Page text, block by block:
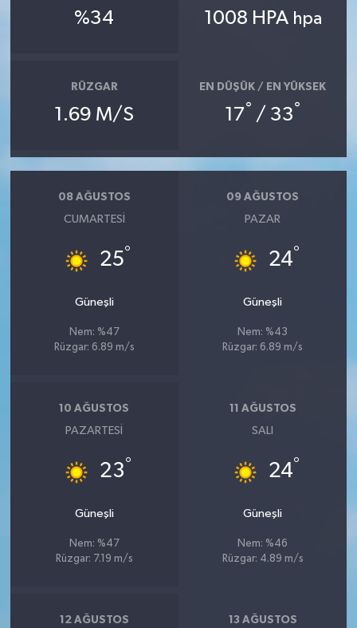
%34 1008 HPA hpa
RÜZGAR
1.69 M/S
EN DÜŞÜK / EN YÜKSEK
17° / 33°
08 AĞUSTOS
CUMARTESI
25°
Güneşli
Nem: %47
Rüzgar: 6.89 m/s
09 AĞUSTOS
PAZAR
24°
Güneşli
Nem: %43
Rüzgar: 6.89 m/s
10 AĞUSTOS
PAZARTESI
23°
Güneşli
Nem: %47
Rüzgar: 7.19 m/s
11 AĞUSTOS
SALI
24°
Güneşli
Nem: %46
Rüzgar: 4.89 m/s
12 AĞUSTOS 13 AĞUSTOS